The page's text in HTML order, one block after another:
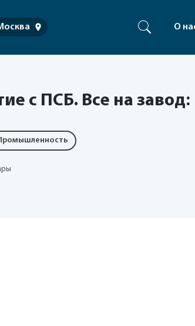
О
с ПСБ. Все на